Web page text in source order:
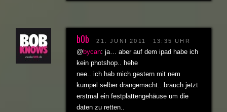
b0b 21. JUNI 2011 13:35 UHR
@bycan: ja… aber auf dem ipad habe ich
kein photshop.. hehe
nee.. ich hab mich gestern mit nem
kumpel selber drangemacht.. brauch jetzt
erstmal ein festplattengehäuse um die
daten zu retten..